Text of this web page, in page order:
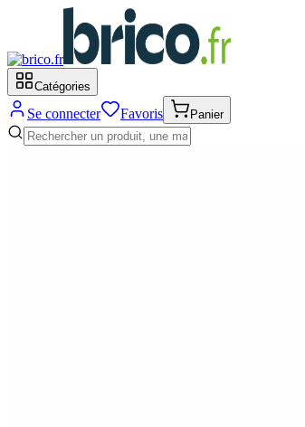
Catégories
Se connecter Favoris Panier